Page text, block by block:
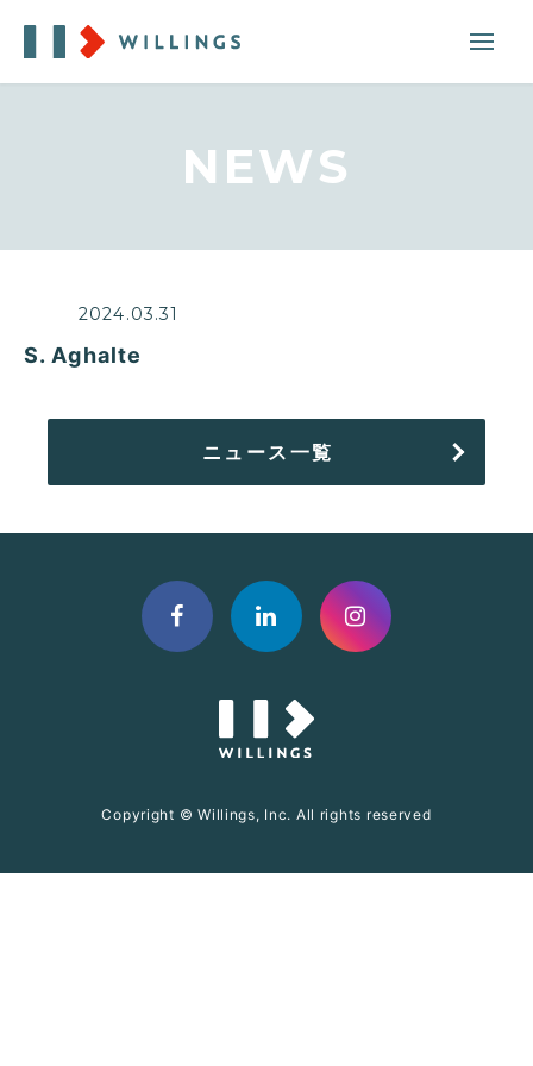
NEWS
2024.03.31
S. Aghalte
ニュース一覧
Copyright © Willings, Inc. All rights reserved